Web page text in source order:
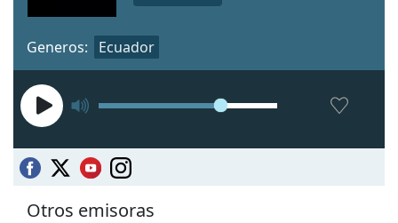
Generos: Ecuador
Otros emisoras